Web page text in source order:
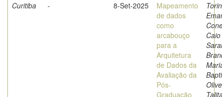
Curitiba - 8-Set-2025
Mapeamento
de dados
como
arcabouço
para a
Arquitetura
de Dados da
Avaliação da
Pós-
Graduação
Caio